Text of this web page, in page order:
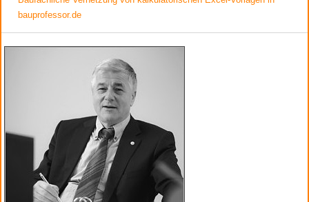
bauprofessor.de